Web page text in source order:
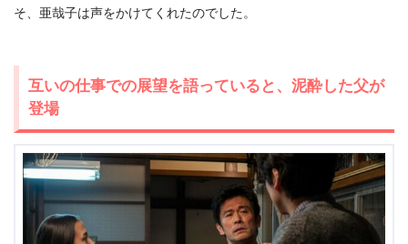
そ、亜哉子は声をかけてくれたのでした。
互いの仕事での展望を語っていると、泥酔した父が
登場